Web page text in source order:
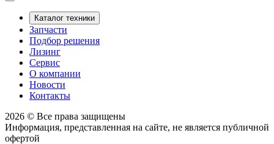
Каталог техники
Запчасти
Подбор решения
Лизинг
Сервис
О компании
Новости
Контакты
2026 © Все права защищены
Информация, представленная на сайте, не является публичной
офертой